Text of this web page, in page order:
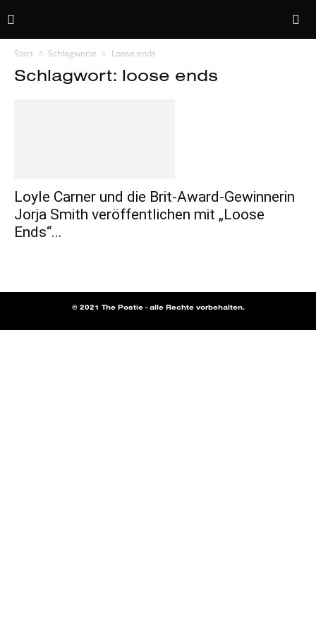
Start Schlagworte Loose ends
Schlagwort: loose ends
Loyle Carner und die Brit-Award-Gewinnerin
Jorja Smith veröffentlichen mit „Loose
Ends“...
© 2021 The Postie - alle Rechte vorbehalten.